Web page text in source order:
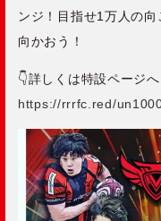
ンジ！目指せ1万人の
向かおう！
👇詳しくは特設ページへ
https://rrrfc.red/